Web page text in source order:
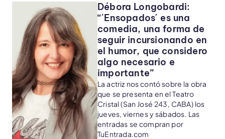
Débora Longobardi:
“´Ensopados´ es una
comedia, una forma de
seguir incursionando en
el humor, que considero
algo necesario e
importante”
La actriz nos contó sobre la obra
que se presenta en el Teatro
Cristal (San José 243, CABA) los
jueves, viernes y sábados. Las
entradas se compran por
TuEntrada.com